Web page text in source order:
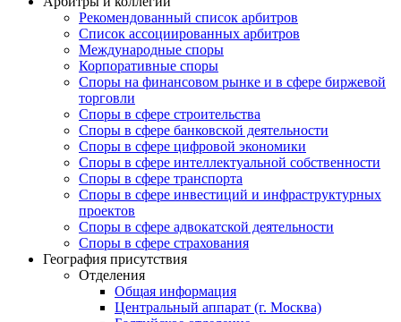
Рекомендованный список арбитров
Список ассоциированных арбитров
Международные споры
Корпоративные споры
Споры на финансовом рынке и в сфере биржевой
торговли
Споры в сфере строительства
Споры в сфере банковской деятельности
Споры в сфере цифровой экономики
Споры в сфере интеллектуальной собственности
Споры в сфере транспорта
Cпоры в сфере инвестиций и инфраструктурных
проектов
Споры в сфере адвокатской деятельности
Споры в сфере страхования
География присутствия
Отделения
Общая информация
Центральный аппарат (г. Москва)